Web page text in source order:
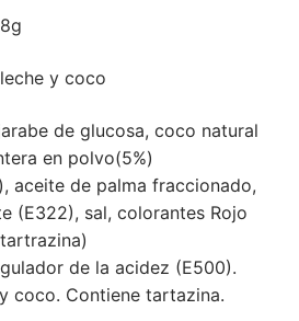
y coco
de glucosa, coco natural
en polvo(5%)
aceite de palma fraccionado,
(E322), sal, colorantes Rojo
de la acidez (E500).
coco. Contiene tartazina.